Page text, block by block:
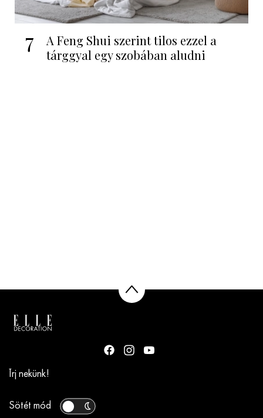
7
A Feng Shui szerint tilos ezzel a
tárggyal egy szobában aludni
Írj nekünk!
Sötét mód